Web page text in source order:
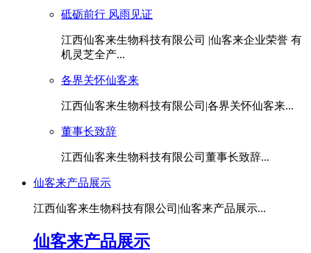
砥砺前行 风雨见证
江西仙客来生物科技有限公司 |仙客来企业荣誉 有
机灵芝全产...
各界关怀仙客来
江西仙客来生物科技有限公司|各界关怀仙客来...
董事长致辞
江西仙客来生物科技有限公司董事长致辞...
仙客来产品展示
江西仙客来生物科技有限公司|仙客来产品展示...
仙客来产品展示